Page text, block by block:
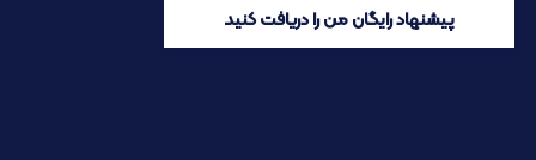
پیشنهاد رایگان من را دریافت کنید